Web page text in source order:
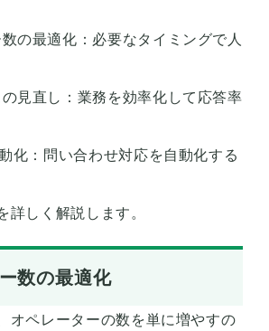
の最適化：必要なタイミングで人
見直し：業務を効率化して応答率
化：問い合わせ対応を自動化する
詳しく解説します。
数の最適化
オペレーターの数を単に増やすの